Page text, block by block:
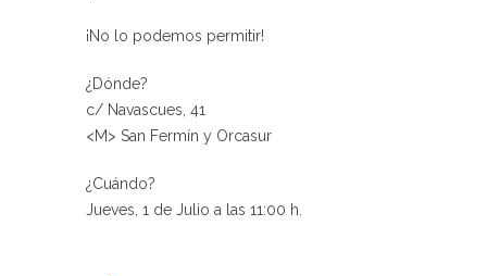
¡No lo podemos permitir!
¿Dónde?
c/ Navascues, 41
<M> San Fermín y Orcasur
¿Cuándo?
Jueves, 1 de Julio a las 11:00 h.